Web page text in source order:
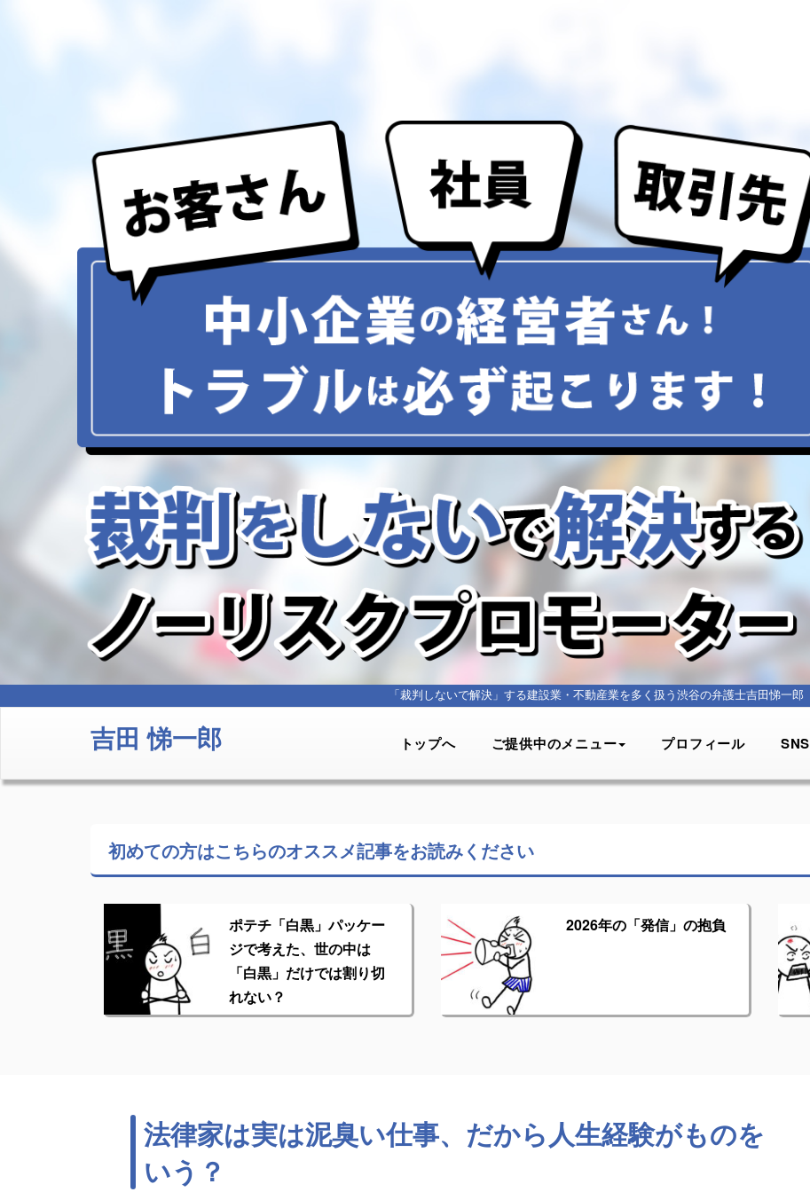
「裁判しないで解決」する建設業・不動産業を多く扱う渋谷の弁護士吉田悌一郎
吉田 悌一郎 トップへ ご提供中のメニュー プロフィール SNS
初めての方はこちらのオススメ記事をお読みください
ポテチ「白黒」パッケー
ジで考えた、世の中は
「白黒」だけでは割り切
れない？
2026年の「発信」の抱負
法律家は実は泥臭い仕事、だから人生経験がものを
いう？